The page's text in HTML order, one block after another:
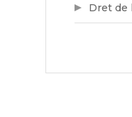
Dret de